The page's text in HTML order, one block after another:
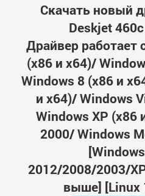
Скачать новый
Deskjet
Драйвер работает
(x86 и x64)/
Windows 8 (x86 и
и x64)/ Windows
Windows XP (x86
2000/ Windows
2012/2008/2003/
выше] [Linux